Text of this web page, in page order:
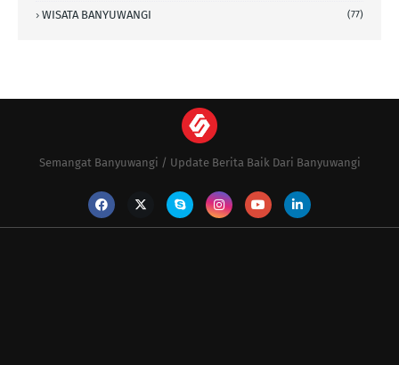
WISATA BANYUWANGI (77)
Semangat Banyuwangi / Update Berita Baik Dari Banyuwangi